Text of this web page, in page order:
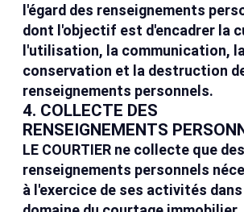
l'égard des renseignements
dont l'objectif est d'encadrer la
l'utilisation, la communication,
conservation et la destruction
renseignements personnels.
4. COLLECTE DES
RENSEIGNEMENTS
LE COURTIER ne collecte que des
renseignements personnels
à l'exercice de ses activités